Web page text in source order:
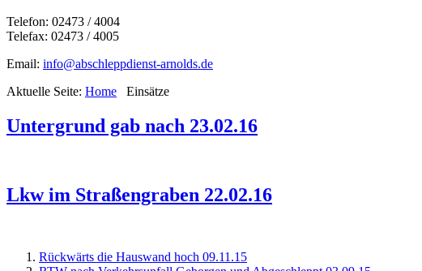
Telefon: 02473 / 4004
Telefax: 02473 / 4005
Email: info@abschleppdienst-arnolds.de
Aktuelle Seite: Home Einsätze
Untergrund gab nach 23.02.16
Lkw im Straßengraben 22.02.16
Rückwärts die Hauswand hoch 09.11.15